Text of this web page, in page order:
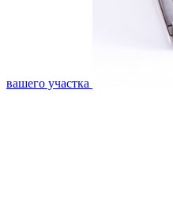
вашего участка